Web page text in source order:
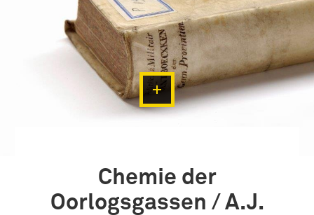
Chemie der
Oorlogsgassen / A.J.